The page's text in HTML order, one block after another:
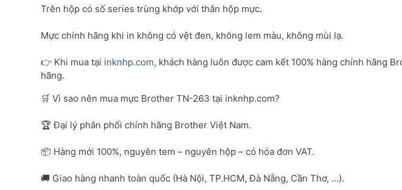
Trên hộp có số series trùng khớp với thân hộp mực.
Mực chính hãng khi in không có vệt đen, không lem màu, không mùi lạ.
👉 Khi mua tại inknhp.com, khách hàng luôn được cam kết 100% hàng chính hãng
hãng.
🛒 Vì sao nên mua mực Brother TN-263 tại inknhp.com?
🏆 Đại lý phân phối chính hãng Brother Việt Nam.
📦 Hàng mới 100%, nguyên tem – nguyên hộp – có hóa đơn VAT.
🚚 Giao hàng nhanh toàn quốc (Hà Nội, TP.HCM, Đà Nẵng, Cần Thơ, …).